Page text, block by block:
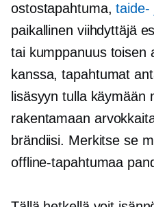
ostostapahtuma,taide-
paikallinen viihdyttäjä
tai kumppanuus toisen
kanssa, tapahtumat
lisäsyyn tulla käymään
rakentamaan
brändiisi. Merkitse se
offline-tapahtumaa